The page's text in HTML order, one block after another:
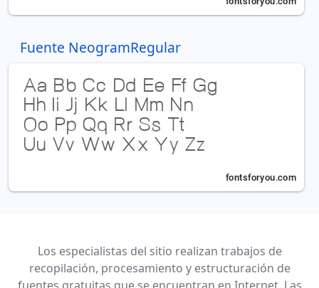
Fuente NeogramRegular
Los especialistas del sitio realizan trabajos de
recopilación, procesamiento y estructuración de